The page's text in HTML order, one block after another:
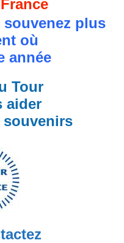
plus
où
année
Tour
aider
souvenirs